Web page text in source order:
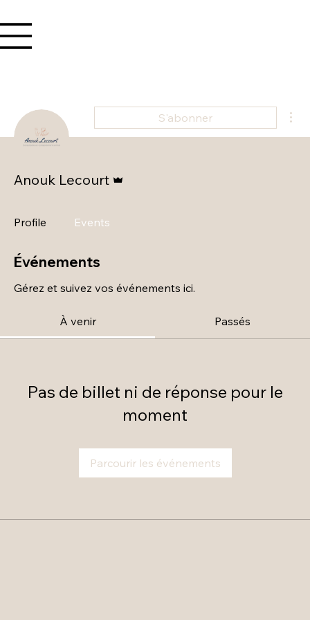
S'abonner
Anouk Lecourt
Profile Events
Événements
Gérez et suivez vos événements ici.
À venir Passés
Pas de billet ni de réponse pour le
moment
Parcourir les événements